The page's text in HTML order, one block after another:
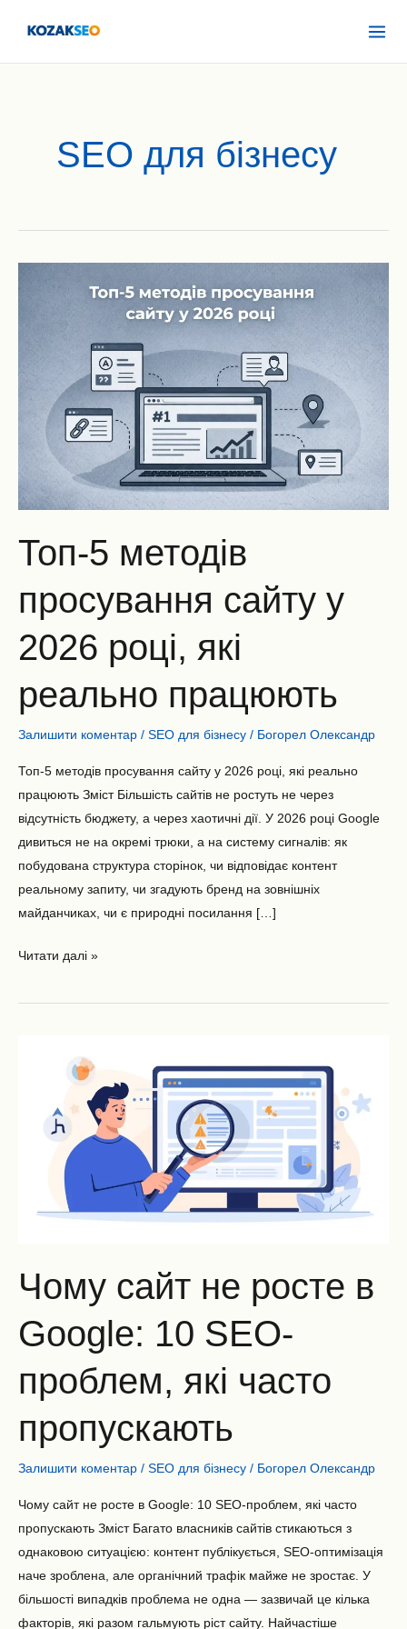
SEO для бізнесу
Топ-5 методів
просування сайту у
2026 році, які
реально працюють
Залишити коментар / SEO для бізнесу / Богорел Олександр
Топ-5 методів просування сайту у 2026 році, які реально
працюють Зміст Більшість сайтів не ростуть не через
відсутність бюджету, а через хаотичні дії. У 2026 році Google
дивиться не на окремі трюки, а на систему сигналів: як
побудована структура сторінок, чи відповідає контент
реальному запиту, чи згадують бренд на зовнішніх
майданчиках, чи є природні посилання […]
у
2026
році,
які
реально
працюють
Читати далі »
Чому сайт не росте в
Google: 10 SEO-
проблем, які часто
пропускають
Залишити коментар / SEO для бізнесу / Богорел Олександр
Чому сайт не росте в Google: 10 SEO-проблем, які часто
пропускають Зміст Багато власників сайтів стикаються з
однаковою ситуацією: контент публікується, SEO-оптимізація
наче зроблена, але органічний трафік майже не зростає. У
більшості випадків проблема не одна — зазвичай це кілька
факторів, які разом гальмують ріст сайту. Найчастіше
SEO-
часто
пропускають